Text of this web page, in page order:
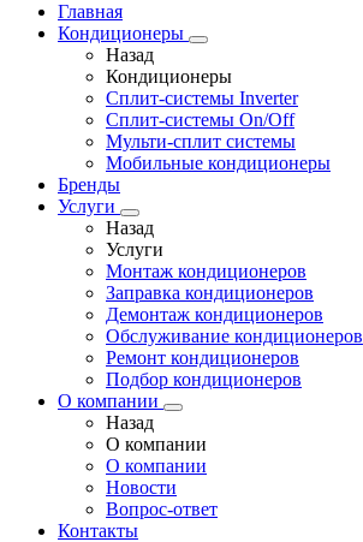
Главная
Кондиционеры
Назад
Кондиционеры
Сплит-системы Inverter
Сплит-системы On/Off
Мульти-сплит системы
Мобильные кондиционеры
Бренды
Услуги
Назад
Услуги
Монтаж кондиционеров
Заправка кондиционеров
Демонтаж кондиционеров
Обслуживание кондиционеров
Ремонт кондиционеров
Подбор кондиционеров
О компании
Назад
О компании
О компании
Новости
Вопрос-ответ
Контакты